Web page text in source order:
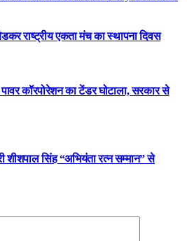
राष्ट्रीय एकता मंच का स्थापना दिवस
कॉरपोरेशन का टेंडर घोटाला, सरकार से
शीशपाल सिंह “अभियंता रत्न सम्मान” से